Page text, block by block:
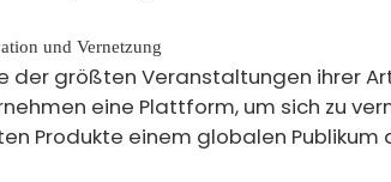
und Vernetzung
der größten Veranstaltungen ihrer
eine Plattform, um sich zu
Produkte einem globalen Publikum